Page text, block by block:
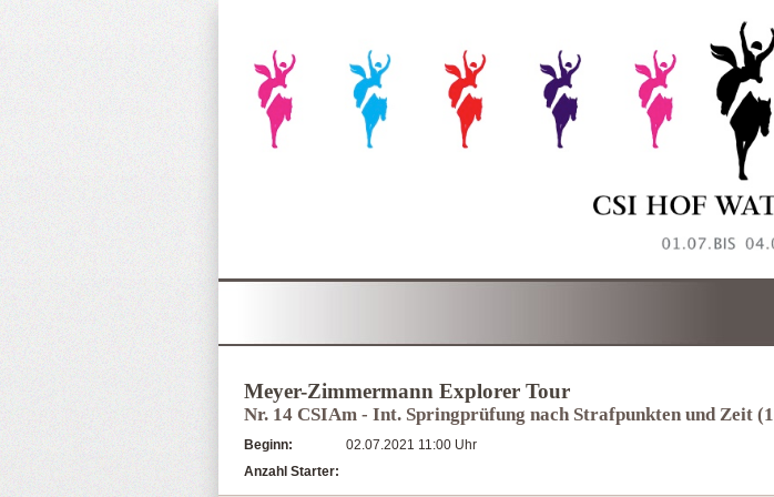
Meyer-Zimmermann Explorer Tour
Nr. 14 CSIAm - Int. Springprüfung nach Strafpunkten und Zeit
Beginn:
02.07.2021 11:00 Uhr
Anzahl Starter: